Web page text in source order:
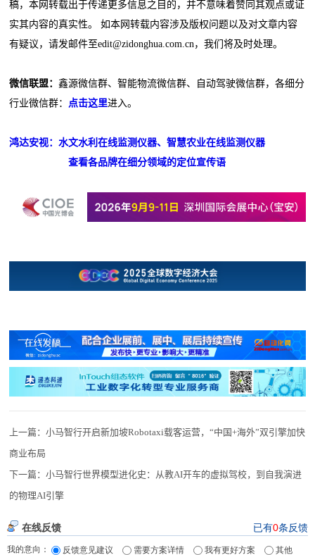
稿，本网转载出于传递更多信息之目的，并不意味着赞同其观点或证
实其内容的真实性。 如本网转载内容涉及版权问题以及对文章内容
有疑议，请发邮件至edit@zidonghua.com.cn，我们将及时处理。
微信联盟：鑫源微信群、智能物流微信群、自动驾驶微信群，各细分
行业微信群：
点击这里进入。
鸿达安视：水文水利在线监测仪器、智慧农业在线监测仪器
查看各品牌在细分领域的定位宣传语
上一篇：小马智行开启新加坡Robotaxi载客运营，“中国+海外”双引擎加快
商业布局
下一篇：小马智行世界模型进化史：从教AI开车的虚拟驾校，到自我演进
的物理AI引擎